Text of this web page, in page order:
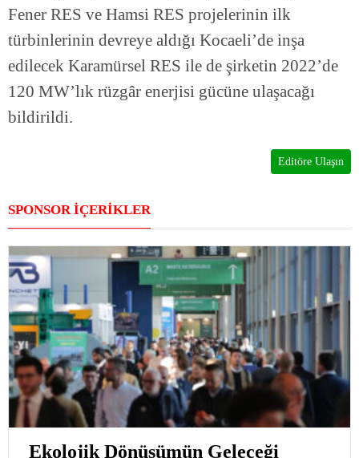
Fener RES ve Hamsi RES projelerinin ilk
türbinlerinin devreye aldığı Kocaeli’de inşa
edilecek Karamürsel RES ile de şirketin 2022’de
120 MW’lık rüzgâr enerjisi gücüne ulaşacağı
bildirildi.
Editöre Ulaşın
SPONSOR İÇERİKLER
Ekolojik Dönüşümün Geleceği